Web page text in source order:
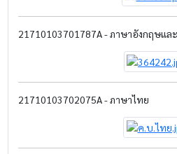
21710103701787A - ภาษาอังกฤษแ
21710103702075A - ภาษาไทย